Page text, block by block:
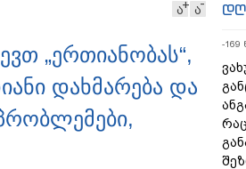
ა ა
„ერთიანობას“,
დახმარება და
-169